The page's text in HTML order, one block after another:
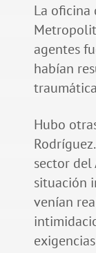
La oficina
agentes
habían
Hubo
sector del
situación
venían